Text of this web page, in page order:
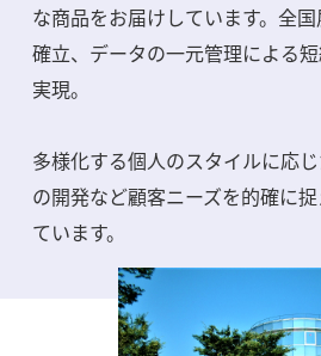
な商品をお届けしています。全
確立、データの一元管理による
実現。
多様化する個人のスタイルに応
の開発など顧客ニーズを的確に
ています。